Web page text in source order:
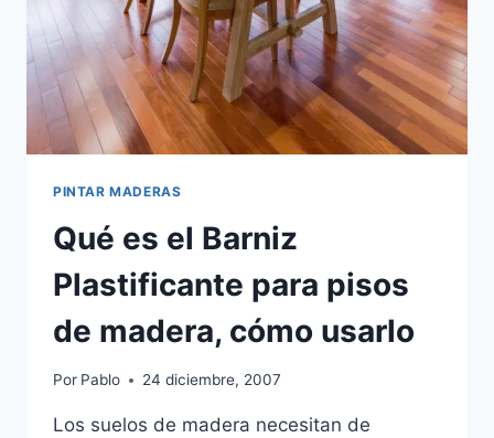
PINTAR MADERAS
Qué es el Barniz
Plastificante para pisos
de madera, cómo usarlo
Por Pablo 24 diciembre, 2007
Los suelos de madera necesitan de